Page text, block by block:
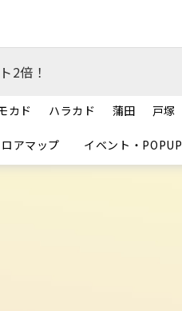
2倍！
カド ハラカド 蒲田 戸塚
アマップ イベント・POPUP